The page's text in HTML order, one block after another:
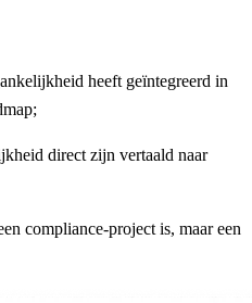
heeft geïntegreerd in
direct zijn vertaald naar
compliance-project is, maar een